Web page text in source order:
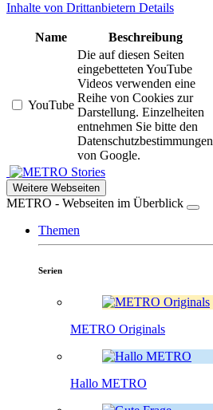
Inhalte von Drittanbietern Details
Name Beschreibung
YouTube
Die auf diesen Seiten
eingebetteten YouTube
Videos verwenden eine
Reihe von Cookies zur
Darstellung. Einzelheiten
entnehmen Sie bitte den
Datenschutzbestimmungen
von Google.
Stories
Weitere Webseiten
METRO - Webseiten im Überblick
Themen
Serien
METRO Originals
Hallo METRO